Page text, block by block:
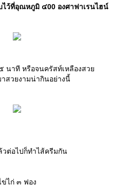
ไว้ที่อุณหภูมิ ๔00 องศาฟาเรนไฮน์
นาที หรือจนครัสท์เหลืองสว
าสวยงามน่ากินอย่างนี้
ต่อไปก็ทำไส้ครีมกัน
ข่ไก่ ๓ ฟอง